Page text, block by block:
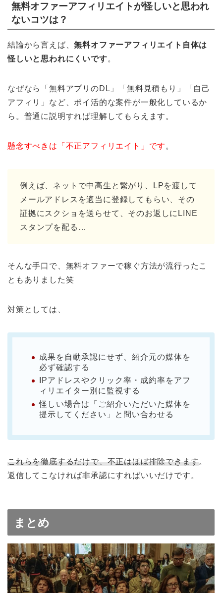
無料オファーアフィリエイトが怪しいと思われ
ないコツは？
結論から言えば、無料オファーアフィリエイト自体は
怪しいと思われにくいです。
なぜなら「無料アプリのDL」「無料見積もり」「自己
アフィリ」など、ポイ活的な案件が一般化しているか
ら。普通に説明すれば理解してもらえます。
懸念すべきは「不正アフィリエイト」です 。
例えば、ネットで中高生と繋がり、LPを渡して
メールアドレスを適当に登録してもらい、その
証拠にスクショを送らせて、そのお返しにLINE
スタンプを配る…
そんな手口で、無料オファーで稼ぐ方法が流行ったこ
ともありました笑
対策としては、
成果を自動承認にせず、紹介元の媒体を
必ず確認する
IPアドレスやクリック率・成約率をアフ
ィリエイター別に監視する
怪しい場合は「ご紹介いただいた媒体を
提示してください」と問い合わせる
これらを徹底するだけで、不正はほぼ排除できます。
返信してこなければ非承認にすればいいだけです。
まとめ